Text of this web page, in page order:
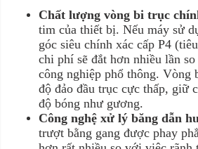
Chất lượng vòng bi trục
tim của thiết bị. Nếu máy sử
góc siêu chính xác cấp P4
chi phí sẽ đắt hơn nhiều lần
công nghiệp phổ thông. Vòng
độ đảo đầu trục cực thấp, giữ
độ bóng như gương.
Công nghệ xử lý băng dẫn
trượt bằng gang được phay